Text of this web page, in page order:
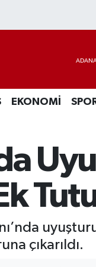
EKONOMİ
çıkarıldı.